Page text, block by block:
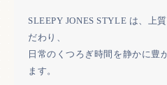
SLEEPY JONES STYLE は、上
だわり、
日常のくつろぎ時間を静かに豊
ます。